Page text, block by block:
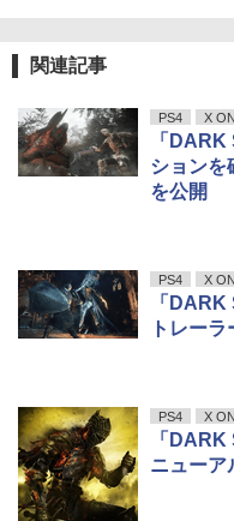
関連記事
PS4 X
「
ションを
を公開
PS4 X
「
トレーラ
PS4 X
「
ニューア